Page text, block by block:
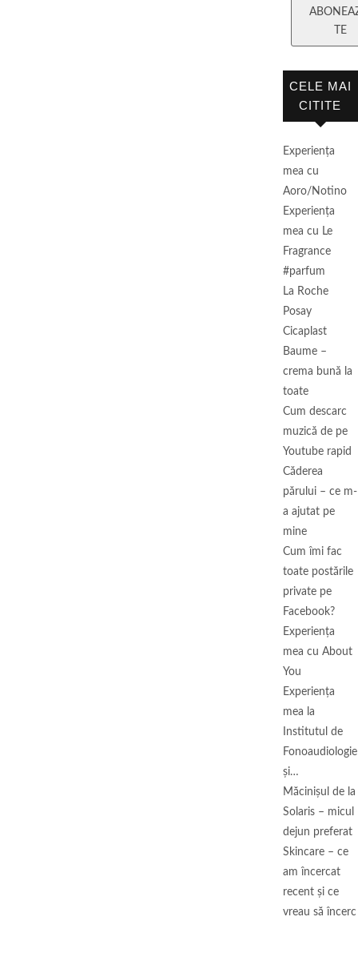
TE
CELE MAI
CITITE
Experienţa
mea cu
Aoro/Notino
Experienţa
mea cu Le
Fragrance
#parfum
La Roche
Posay
Cicaplast
Baume –
crema bună la
toate
Cum descarc
muzică de pe
Youtube rapid
Căderea
părului – ce m-
a ajutat pe
mine
Cum îmi fac
toate postările
private pe
Facebook?
Experiența
mea cu About
You
Experiența
mea la
Institutul de
Fonoaudiologie
și…
Măcinişul de la
Solaris – micul
dejun preferat
Skincare – ce
am încercat
recent și ce
vreau să încerc